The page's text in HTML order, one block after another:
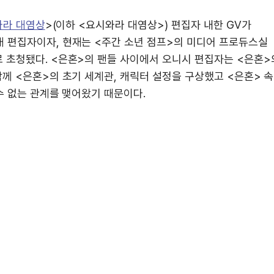
라 대염상>(이하 <요시와라 대염상>) 편집자 내한 GV가
집자이자, 현재는 <주간 소년 점프>의 미디어 프로듀스실
초청됐다. <은혼>의 팬들 사이에서 오니시 편집자는 <은혼>
<은혼>의 초기 세계관, 캐릭터 설정을 구상했고 <은혼> 속
는 관계를 맺어왔기 때문이다.